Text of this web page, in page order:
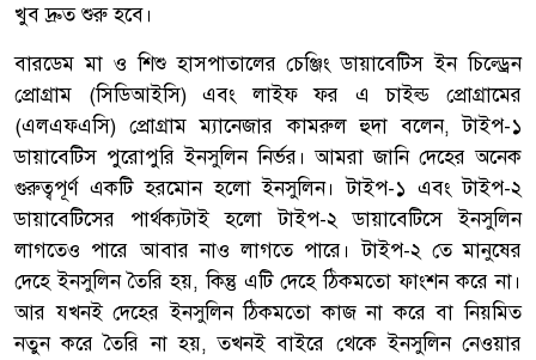
খুব দ্রুত শুরু হবে।
বারডেম মা ও শিশু হাসপাতালের চেঞ্জিং ডায়াবেটিস ইন চিল্ড্রেন
প্রোগ্রাম (সিডিআইসি) এবং লাইফ ফর এ চাইল্ড প্রোগ্রামের
(এলএফএসি) প্রোগ্রাম ম্যানেজার কামরুল হুদা বলেন, টাইপ-১
ডায়াবেটিস পুরোপুরি ইনসুলিন নির্ভর। আমরা জানি দেহের অনেক
গুরুত্বপূর্ণ একটি হরমোন হলো ইনসুলিন। টাইপ-১ এবং টাইপ-২
ডায়াবেটিসের পার্থক্যটাই হলো টাইপ-২ ডায়াবেটিসে ইনসুলিন
লাগতেও পারে আবার নাও লাগতে পারে। টাইপ-২ তে মানুষের
দেহে ইনসুলিন তৈরি হয়, কিন্তু এটি দেহে ঠিকমতো ফাংশন করে না।
আর যখনই দেহের ইনসুলিন ঠিকমতো কাজ না করে বা নিয়মিত
নতুন করে তৈরি না হয়, তখনই বাইরে থেকে ইনসুলিন নেওয়ার